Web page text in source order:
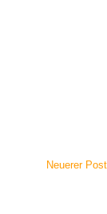
Neuerer Post